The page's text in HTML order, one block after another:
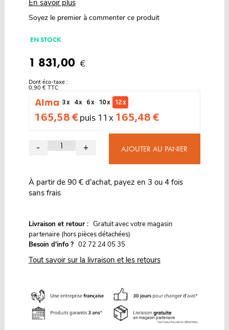
En savoir plus
Soyez le premier à commenter ce produit
EN STOCK
1 831,00 €
Dont éco-taxe :
0,90 € TTC
3 x
4 x 6 x 10 x 12 x
165,58 €puis 11 x 165,48 €
- + AJOUTER AU PANIER
À partir de 90 € d'achat, payez en 3 ou 4 fois
sans frais
Livraison et retour : Gratuit avec votre magasin
partenaire (hors pièces détachées)
Besoin d'info ? 02 72 24 05 35
Tout savoir sur la livraison et les retours